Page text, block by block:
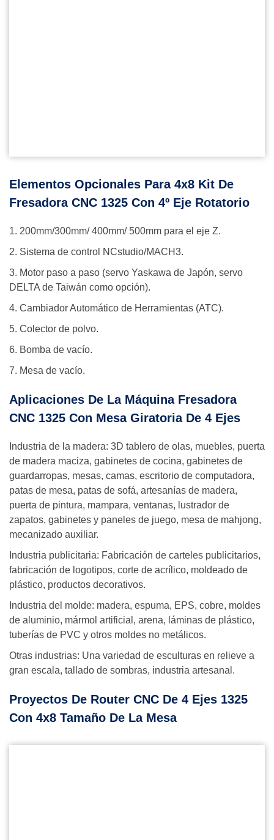
Elementos Opcionales Para 4x8 Kit De
Fresadora CNC 1325 Con 4º Eje Rotatorio
1. 200mm/300mm/ 400mm/ 500mm para el eje Z.
2. Sistema de control NCstudio/MACH3.
3. Motor paso a paso (servo Yaskawa de Japón, servo
DELTA de Taiwán como opción).
4. Cambiador Automático de Herramientas (ATC).
5. Colector de polvo.
6. Bomba de vacío.
7. Mesa de vacío.
Aplicaciones De La Máquina Fresadora
CNC 1325 Con Mesa Giratoria De 4 Ejes
Industria de la madera: 3D tablero de olas, muebles, puerta
de madera maciza, gabinetes de cocina, gabinetes de
guardarropas, mesas, camas, escritorio de computadora,
patas de mesa, patas de sofá, artesanías de madera,
puerta de pintura, mampara, ventanas, lustrador de
zapatos, gabinetes y paneles de juego, mesa de mahjong,
mecanizado auxiliar.
Industria publicitaria: Fabricación de carteles publicitarios,
fabricación de logotipos, corte de acrílico, moldeado de
plástico, productos decorativos.
Industria del molde: madera, espuma, EPS, cobre, moldes
de aluminio, mármol artificial, arena, láminas de plástico,
tuberías de PVC y otros moldes no metálicos.
Otras industrias: Una variedad de esculturas en relieve a
gran escala, tallado de sombras, industria artesanal.
Proyectos De Router CNC De 4 Ejes 1325
Con 4x8 Tamaño De La Mesa